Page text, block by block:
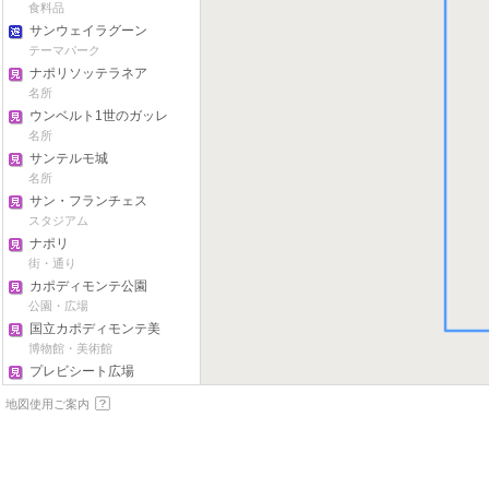
食料品
サンウェイラグーン
テーマパーク
ナポリソッテラネア
名所
ウンベルト1世のガッレ
リア
名所
サンテルモ城
名所
サン・フランチェス
コ・ディ・パオラ聖堂
スタジアム
ナポリ
街・通り
カポディモンテ公園
公園・広場
国立カポディモンテ美
術館
博物館・美術館
プレビシート広場
ヌオーヴォ城
地図使用ご案内